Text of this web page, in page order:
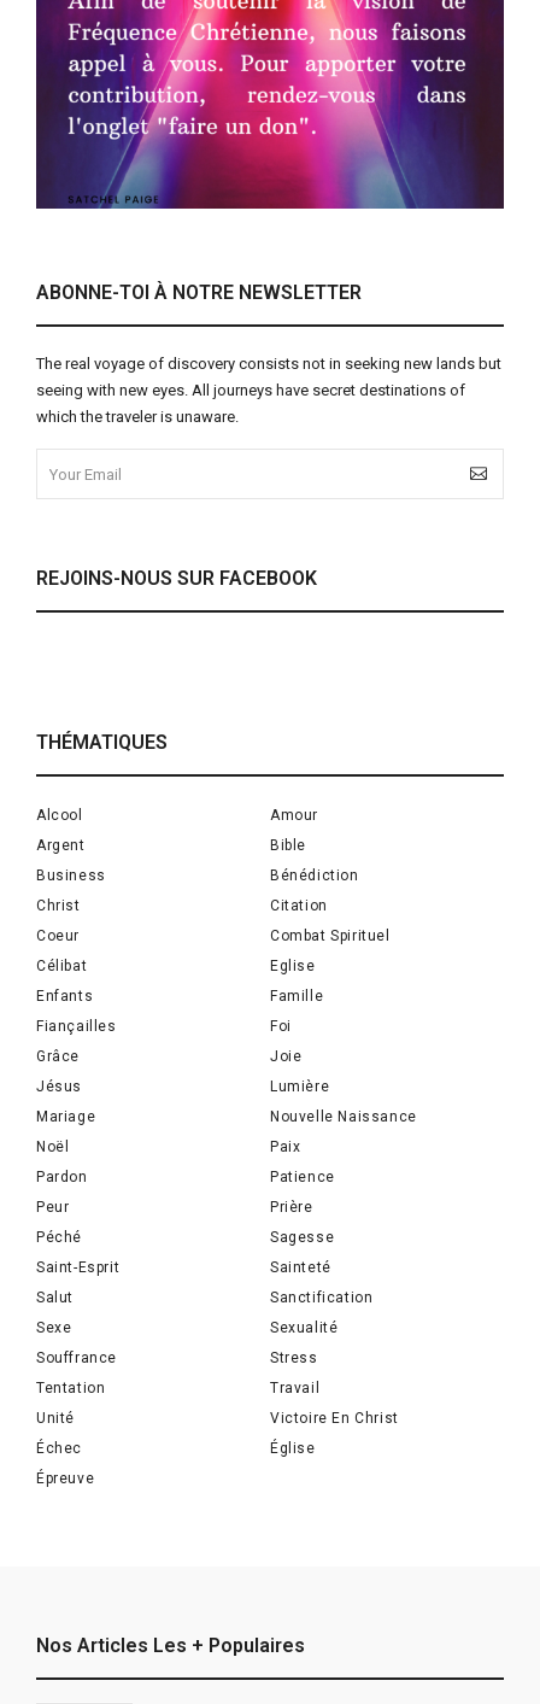
ABONNE-TOI À NOTRE NEWSLETTER
The real voyage of discovery consists not in seeking new lands but
seeing with new eyes. All journeys have secret destinations of
which the traveler is unaware.
REJOINS-NOUS SUR FACEBOOK
THÉMATIQUES
Alcool
Amour
Argent
Bible
Business
Bénédiction
Christ
Citation
Coeur
Combat Spirituel
Célibat
Eglise
Enfants
Famille
Fiançailles
Foi
Grâce
Joie
Jésus
Lumière
Mariage
Nouvelle Naissance
Noël
Paix
Pardon
Patience
Peur
Prière
Péché
Sagesse
Saint-Esprit
Sainteté
Salut
Sanctification
Sexe
Sexualité
Souffrance
Stress
Tentation
Travail
Unité
Victoire En Christ
Échec
Église
Épreuve
Nos Articles Les + Populaires